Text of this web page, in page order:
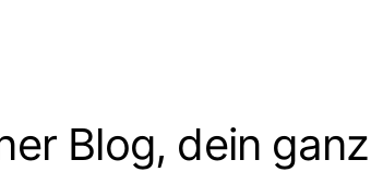
Blog, dein